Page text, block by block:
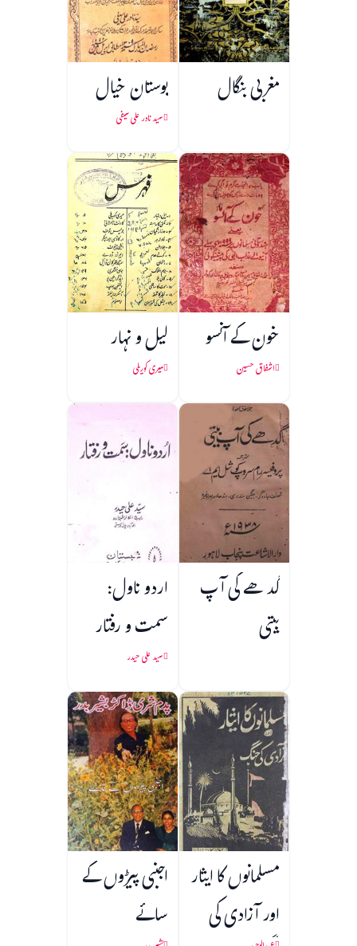
مغربی بنگال بوستان خیال
سید نادر علی سیفی
خون کے آنسو
اشفاق حسین
لیل و نہار
میری کوریلی
گدھے کی آپ
بیتی
اردو ناول:
سمت و رفتار
سید علی حیدر
مسلمانوں کا ایثار
اور آزادی کی
اجنبی پیڑوں کے
سائے